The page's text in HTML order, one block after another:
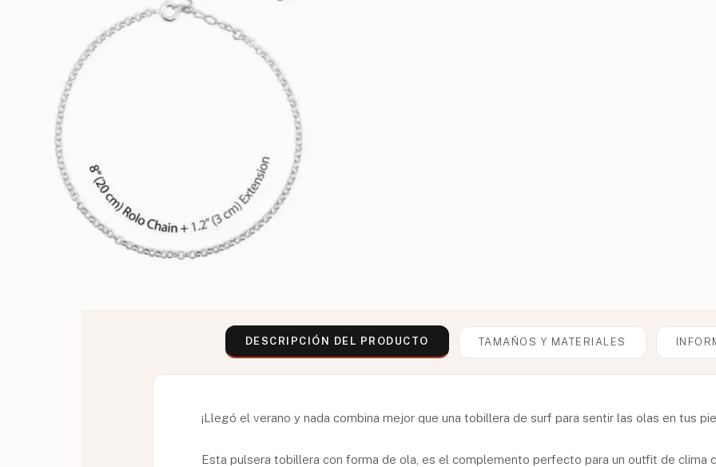
DESCRIPCIÓN DEL PRODUCTO TAMAÑOS Y MATERIALES
¡Llegó el verano y nada combina mejor que una tobillera de surf para sentir las olas en tus
Esta pulsera tobillera con forma de ola, es el complemento perfecto para un outfit de clima